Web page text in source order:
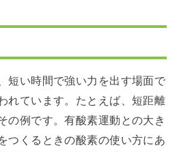
短い時間で強い力を出す場面で
れています。たとえば、短距離
の例です。有酸素運動との大き
つくるときの酸素の使い方にあ